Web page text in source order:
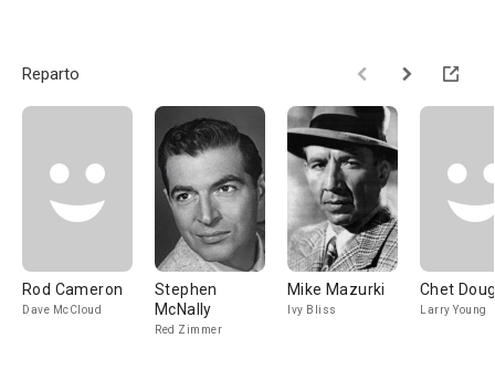
Reparto
Rod Cameron
Dave McCloud
Stephen
McNally
Red Zimmer
Mike Mazurki
Ivy Bliss
Chet
Larry Young